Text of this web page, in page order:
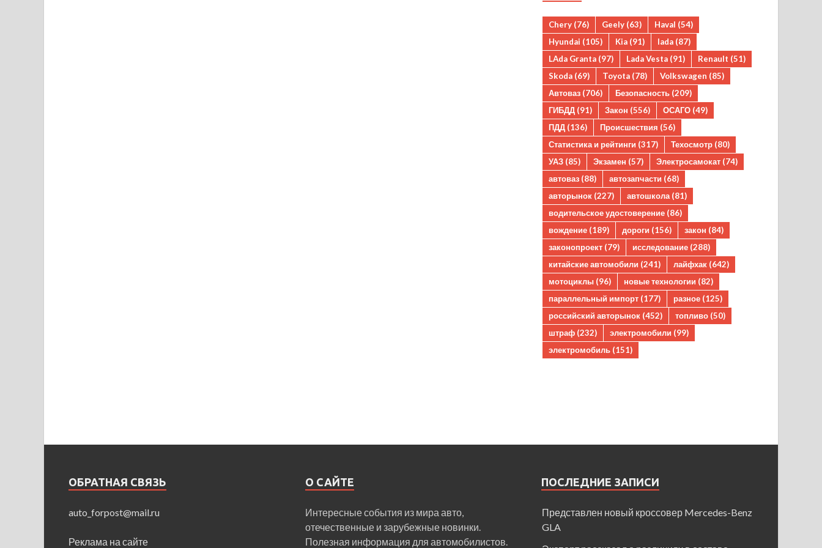
Chery (76) Geely (63) Haval (54)
Hyundai (105) Kia (91) lada (87)
LAda Granta (97) Lada Vesta (91) Renault (51)
Skoda (69) Toyota (78) Volkswagen (85)
Автоваз (706) Безопасность (209)
ГИБДД (91) Закон (556) ОСАГО (49)
ПДД (136) Происшествия (56)
Статистика и рейтинги (317) Техосмотр (80)
УАЗ (85) Экзамен (57) Электросамокат (74)
автоваз (88) автозапчасти (68)
авторынок (227) автошкола (81)
водительское удостоверение (86)
вождение (189) дороги (156) закон (84)
законопроект (79) исследование (288)
китайские автомобили (241) лайфхак (642)
мотоциклы (96) новые технологии (82)
параллельный импорт (177) разное (125)
российский авторынок (452) топливо (50)
штраф (232) электромобили (99)
электромобиль (151)
ОБРАТНАЯ СВЯЗЬ
auto_forpost@mail.ru
Реклама на сайте
О САЙТЕ
Интересные события из мира авто,
отечественные и зарубежные новинки.
Полезная информация для автомобилистов.
ПОСЛЕДНИЕ ЗАПИСИ
Представлен новый кроссовер Mercedes-Benz
GLA